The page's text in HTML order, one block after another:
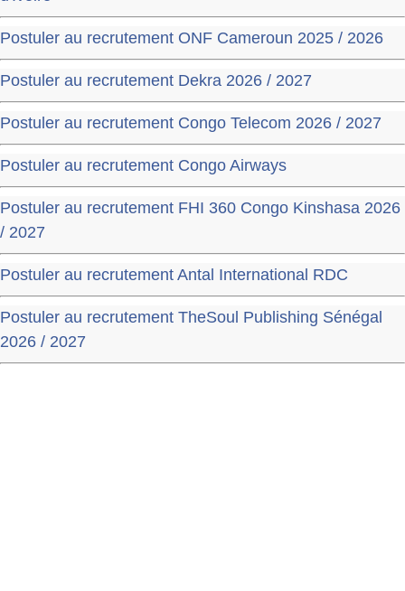
Postuler au recrutement ONF Cameroun 2025 / 2026
Postuler au recrutement Dekra 2026 / 2027
Postuler au recrutement Congo Telecom 2026 / 2027
Postuler au recrutement Congo Airways
Postuler au recrutement FHI 360 Congo Kinshasa 2026
/ 2027
Postuler au recrutement Antal International RDC
Postuler au recrutement TheSoul Publishing Sénégal
2026 / 2027